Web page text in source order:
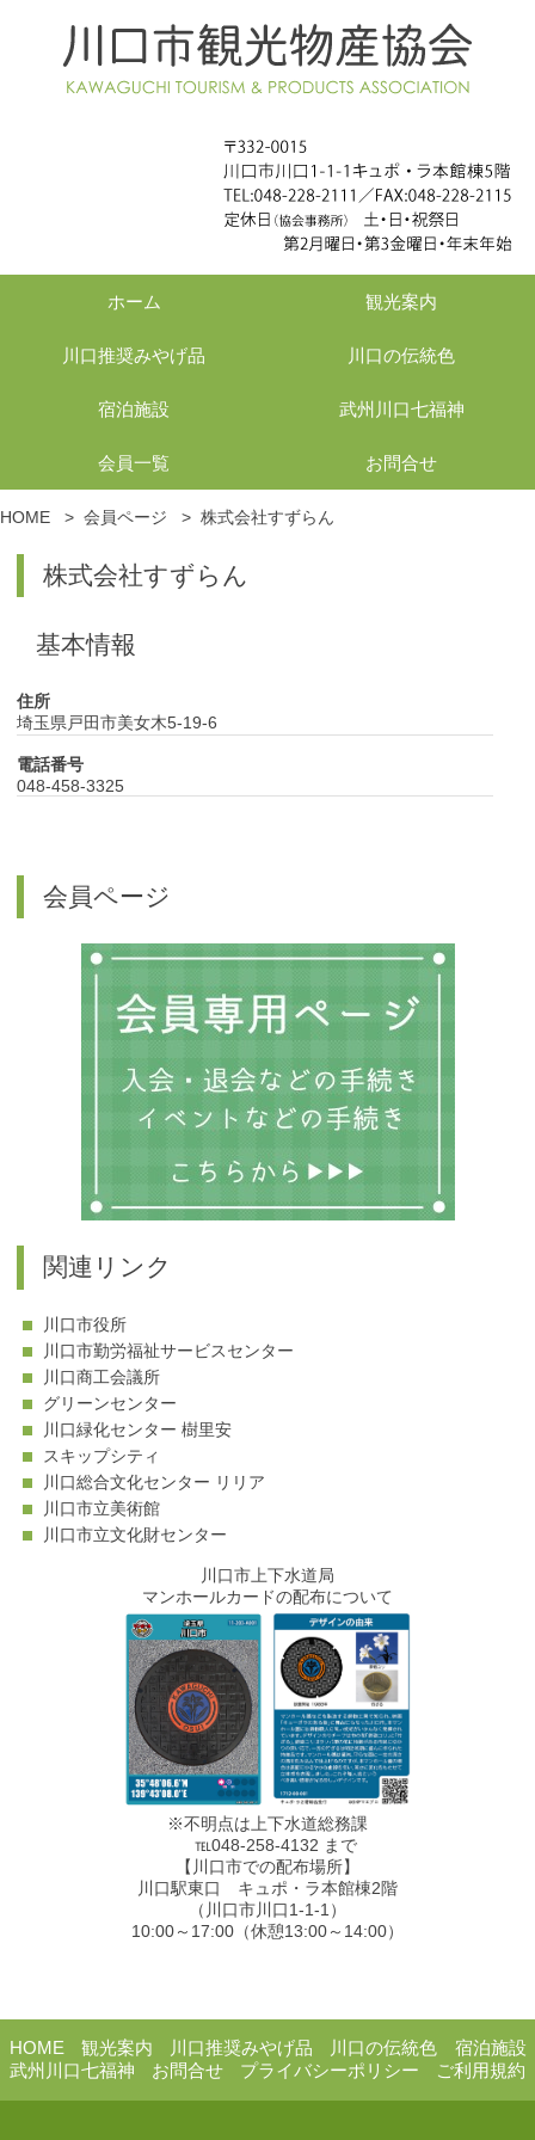
ホーム 観光案内
川口推奨みやげ品 川口の伝統色
宿泊施設 武州川口七福神
会員一覧 お問合せ
HOME > 会員ページ > 株式会社すずらん
株式会社すずらん
基本情報
住所
埼玉県戸田市美女木5-19-6
電話番号
048-458-3325
会員ページ
関連リンク
川口市役所
川口市勤労福祉サービスセンター
川口商工会議所
グリーンセンター
川口緑化センター 樹里安
スキップシティ
川口総合文化センター リリア
川口市立美術館
川口市立文化財センター
川口市上下水道局
マンホールカードの配布について
※不明点は上下水道総務課
℡048-258-4132 まで
【川口市での配布場所】
川口駅東口 キュポ・ラ本館棟2階
（川口市川口1-1-1）
10:00～17:00（休憩13:00～14:00）
HOME 観光案内 川口推奨みやげ品 川口の伝統色
宿泊施設
武州川口七福神
お問合せ プライバシーポリシー ご利用規約